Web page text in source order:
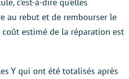
au rebut et de rembourser le
estimé de la réparation est
Y qui ont été totalisés après